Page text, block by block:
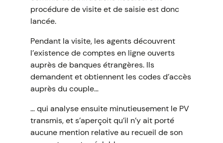
procédure de visite et de saisie est donc
lancée.
Pendant la visite, les agents découvrent
l’existence de comptes en ligne ouverts
auprès de banques étrangères. Ils
demandent et obtiennent les codes d’accès
auprès du couple…
… qui analyse ensuite minutieusement le PV
transmis, et s’aperçoit qu’il n’y ait porté
aucune mention relative au recueil de son